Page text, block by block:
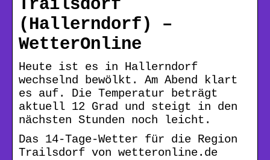
Trailsdorf
(Hallerndorf) –
WetterOnline
Heute ist es in Hallerndorf
wechselnd bewölkt. Am Abend klart
es auf. Die Temperatur beträgt
aktuell 12 Grad und steigt in den
nächsten Stunden noch leicht.
Das 14-Tage-Wetter für die Region
Trailsdorf von wetteronline.de